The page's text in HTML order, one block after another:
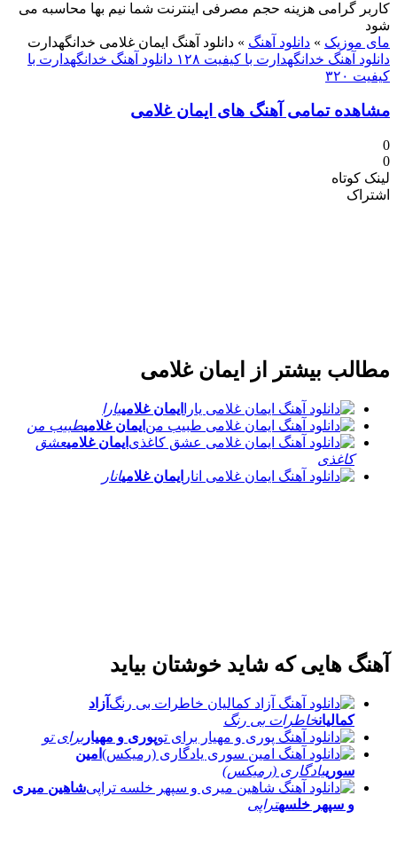
کاربر گرامی هزینه حجم مصرفی اینترنت شما نیم بها محاسبه می
شود
مای موزیک » دانلود آهنگ » دانلود آهنگ ایمان غلامی خدانگهدارت
دانلود آهنگ خدانگهدارت با کیفیت ۱۲۸
دانلود آهنگ خدانگهدارت با
کیفیت ۳۲۰
مشاهده تمامی آهنگ های ایمان غلامی
0
0
لینک کوتاه
اشتراک
مطالب بیشتر از ایمان غلامی
ایمان غلامییارا
ایمان غلامیطبیب من
ایمان غلامیعشق
کاغذی
ایمان غلامیانار
آهنگ هایی که شاید خوشتان بیاید
آزاد
کمالیانخاطرات بی رنگ
پوری و مهیاربرای تو
امین
سورییادگاری (رمیکس)
شاهین میری
و سپهر خلسهتراپی